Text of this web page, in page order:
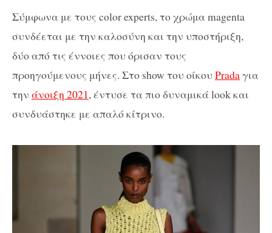
Σύμφωνα με τους color experts, το χρώμα magenta
συνδέεται με την καλοσύνη και την υποστήριξη,
δύο από τις έννοιες που όρισαν τους
προηγούμενους μήνες. Στο show του οίκου Pradaγια
την άνοιξη 2021, έντυσε τα πιο δυναμικά look και
συνδυάστηκε με απαλό κίτρινο.